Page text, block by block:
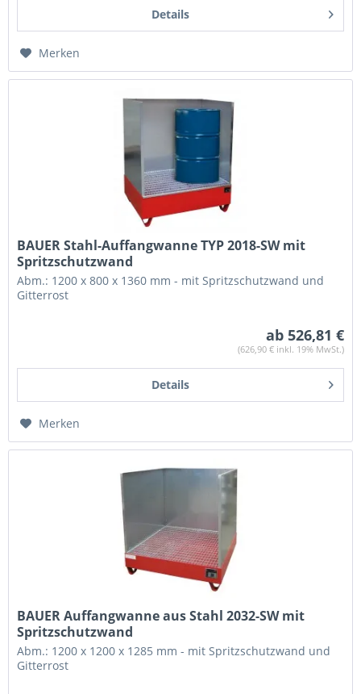
Details
Merken
BAUER Stahl-Auffangwanne TYP 2018-SW mit
Spritzschutzwand
Abm.: 1200 x 800 x 1360 mm - mit Spritzschutzwand und
Gitterrost
ab 526,81 €
(626,90 € inkl. 19% MwSt.)
Details
Merken
BAUER Auffangwanne aus Stahl 2032-SW mit
Spritzschutzwand
Abm.: 1200 x 1200 x 1285 mm - mit Spritzschutzwand und
Gitterrost